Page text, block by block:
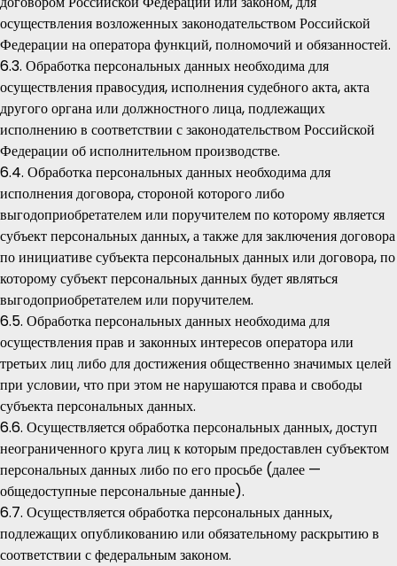
осуществления возложенных законодательством Российской
Федерации на оператора функций, полномочий и обязанностей.
6.3. Обработка персональных данных необходима для
осуществления правосудия, исполнения судебного акта, акта
другого органа или должностного лица, подлежащих
исполнению в соответствии с законодательством Российской
Федерации об исполнительном производстве.
6.4. Обработка персональных данных необходима для
исполнения договора, стороной которого либо
выгодоприобретателем или поручителем по которому является
субъект персональных данных, а также для заключения договора
по инициативе субъекта персональных данных или договора, по
которому субъект персональных данных будет являться
выгодоприобретателем или поручителем.
6.5. Обработка персональных данных необходима для
осуществления прав и законных интересов оператора или
третьих лиц либо для достижения общественно значимых целей
при условии, что при этом не нарушаются права и свободы
субъекта персональных данных.
6.6. Осуществляется обработка персональных данных, доступ
неограниченного круга лиц к которым предоставлен субъектом
персональных данных либо по его просьбе (далее —
общедоступные персональные данные).
6.7. Осуществляется обработка персональных данных,
подлежащих опубликованию или обязательному раскрытию в
соответствии с федеральным законом.